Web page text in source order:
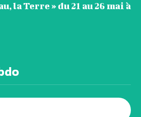
la Terre » du 21 au 26 mai à